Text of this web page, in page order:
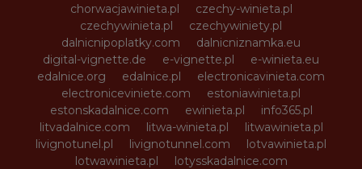
chorwacjawinieta.pl
czechy-winieta.pl
czechywinieta.pl
czechywiniety.pl
dalnicnipoplatky.com
dalnicniznamka.eu
digital-vignette.de
e-vignette.pl
e-winieta.eu
edalnice.org
edalnice.pl
electronicavinieta.com
electroniceviniete.com
estoniawinieta.pl
estonskadalnice.com
ewinieta.pl
info365.pl
litvadalnice.com
litwa-winieta.pl
litwawinieta.pl
livignotunel.pl
livignotunnel.com
lotvawinieta.pl
lotwawinieta.pl
lotysskadalnice.com